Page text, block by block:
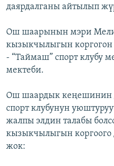
даярдалганы айтылып
Ош шаарынын мэри
кызыкчылыгын коргогон
- “Таймаш” спорт клубу
мектеби.
Ош шаардык кеңешинин
спорт клубунун
жалпы элдин талабы
кызыкчылыгын
жок: